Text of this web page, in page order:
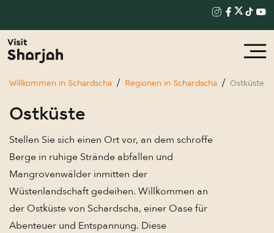
Willkommen in Schardscha Regionen in Schardscha Ostküste
Ostküste
Stellen Sie sich einen Ort vor, an dem schroffe
Berge in ruhige Strände abfallen und
Mangrovenwälder inmitten der
Wüstenlandschaft gedeihen. Willkommen an
der Ostküste von Schardscha, einer Oase für
Abenteuer und Entspannung. Diese